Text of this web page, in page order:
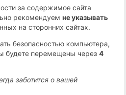
за содержимое сайта
рекомендуемне указывать
на сторонних сайтах.
безопасностью компьютера,
будете перемещены через4
заботится о вашей